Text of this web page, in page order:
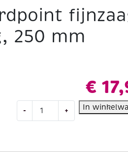
250 mm
€
-
hardpoint
+ In